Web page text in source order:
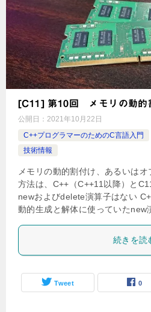
[C11] 第10回 メモリの動的
公開日： 2021年10月22日
C++プログラマーのためのC言語入門
技術情報
メモリの動的割付け、あるいは
方法は、C++（C++11以降）と
newおよびdelete演算子はない
動的生成と解体に使っていた
続きを読
Tweet 0